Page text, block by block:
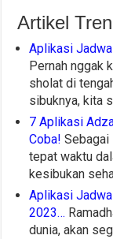
Artikel
Aplikasi
Pernah nggak
sholat di
sibuknya, kita
7 Aplikasi
Coba! Sebagai
tepat waktu
kesibukan
Aplikasi
2023…
dunia, akan